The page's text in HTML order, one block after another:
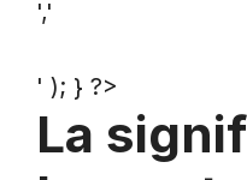
','
' ); } ?>
La